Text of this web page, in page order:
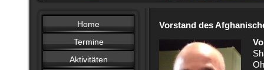
Home
Termine
Aktivitäten
Vorstand des